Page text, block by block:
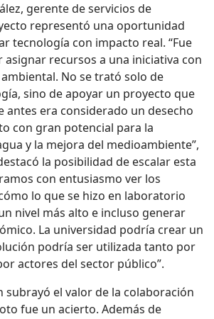
gerente de servicios de
representó una oportunidad
tecnología con impacto real. “Fue
recursos a una iniciativa con
No se trató solo de
sino de apoyar un proyecto que
era considerado un desecho
con gran potencial para la
y la mejora del medioambiente”,
la posibilidad de escalar esta
con entusiasmo ver los
lo que se hizo en laboratorio
nivel más alto e incluso generar
La universidad podría crear un
podría ser utilizada tanto por
actores del sector público”.
subrayó el valor de la colaboración
fue un acierto. Además de